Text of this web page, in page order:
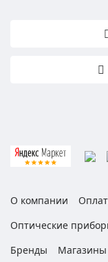
О компании
Оптические
Бренды
Магазины